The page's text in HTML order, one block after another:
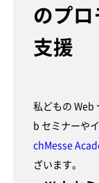
のプ
支援
私どもの Web
b セミナーや
chMesse
ざいます。